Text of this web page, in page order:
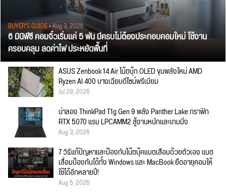
BUYER'S GUIDE• Aug 3, 2026
6 มินิพีซี คอมจิ๋วเริ่มแค่ 5 พัน มีครบไม่ต้องประกอบคอมใหม่ ใช้งาน
ครอบคลุม ลดค่าไฟ ประหยัดพื้นที่
ASUS Zenbook 14 Air โน้ตบุ๊ก OLED ขุมพลังใหม่ AMD
Ryzen AI 400 บางเฉียบดีไซน์พรีเมียม
Jul 29, 2026
น่าลอง ThinkPad T1g Gen 9 พลัง Panther Lake กราฟิก
RTX 5070 แรม LPCAMM2 สู้งานหนักและเกมมิ่ง
Aug 3, 2026
7 วิธีแก้ปัญหาและป้องกันโน๊ตบุ๊คแบตเสื่อมด้วยตัวเอง แบต
เสื่อมป้องกันได้ทั้ง Windows และ MacBook ยืดอายุคอมให้
ใช้ได้อีกหลายปี!
Aug 5, 2026